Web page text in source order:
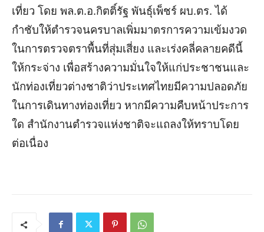
เที่ยว โดย พล.ต.อ.กิตติ์รัฐ พันธุ์เพ็ชร์ ผบ.ตร. ได้
กำชับให้ตำรวจนครบาลเพิ่มมาตรการความเข้มงวด
ในการตรวจตราพื้นที่สุ่มเสี่ยง และเร่งคลี่คลายคดีนี้
ให้กระจ่าง เพื่อสร้างความมั่นใจให้แก่ประชาชนและ
นักท่องเที่ยวต่างชาติว่าประเทศไทยมีความปลอดภัย
ในการเดินทางท่องเที่ยว หากมีความคืบหน้าประการ
ใด สำนักงานตำรวจแห่งชาติจะแถลงให้ทราบโดย
ต่อเนื่อง